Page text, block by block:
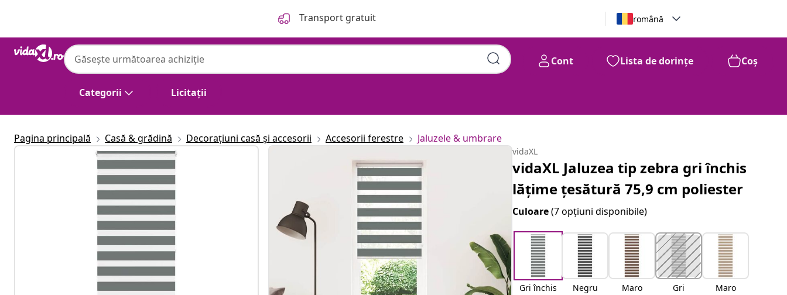
Transport gratuit română
Categorii Licitații
Cont Lista de dorințe Coș
Pagina principală Casă & grădină Decorațiuni casă și accesorii Accesorii ferestre Jaluzele & umbrare
vidaXL
vidaXL Jaluzea tip zebra gri închis
lățime țesătură 75,9 cm poliester
Culoare(7 opțiuni disponibile)
Gri închis Negru Maro
Gri
Maro